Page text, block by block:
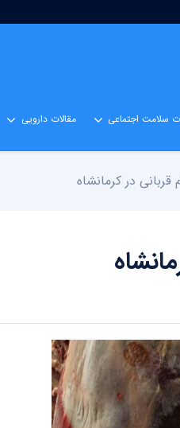
سلامت اجتماعی مقالات دارویی